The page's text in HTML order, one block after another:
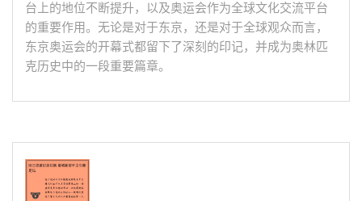
台上的地位不断提升，以及奥运会作为全球文化交流平台
的重要作用。无论是对于东京，还是对于全球观众而言，
东京奥运会的开幕式都留下了深刻的印记，并成为奥林匹
克历史中的一段重要篇章。